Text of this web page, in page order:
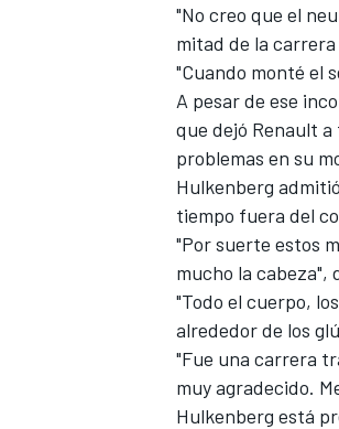
MÁS CATEGORÍAS
"No creo que el
mitad de la
"Cuando monté el
A pesar de ese
que dejó Renault a
problemas en su
Hulkenberg
tiempo fuera del
"Por suerte estos
mucho la cabeza",
"Todo el cuerpo,
alrededor de los
"Fue una carrera
muy agradecido.
Hulkenberg está